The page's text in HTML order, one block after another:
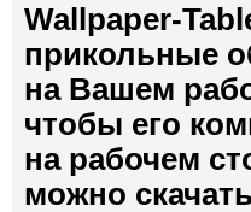
Wallpaper-
прикольные
на Вашем
чтобы его
на рабочем
можно